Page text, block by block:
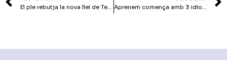
El ple rebutja la nova llei de Telecomunicacions Aprenem comença amb 3 idiomes